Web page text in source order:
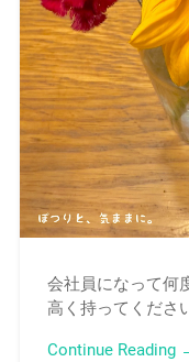
会社員になって何
高く持ってくださ
Continue Reading